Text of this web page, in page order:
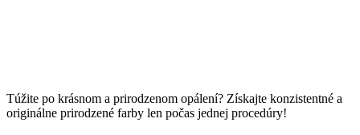
Túžite po krásnom a prirodzenom opálení? Získajte konzistentné a
originálne prirodzené farby len počas jednej procedúry!